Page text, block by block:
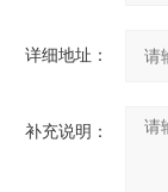
详细地址：
补充说明：